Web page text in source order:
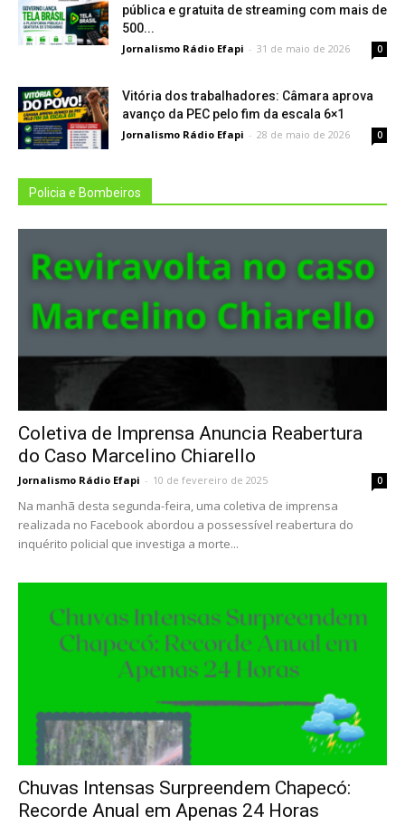
pública e gratuita de streaming com mais de
500...
Jornalismo Rádio Efapi - 31 de maio de 2026 0
Vitória dos trabalhadores: Câmara aprova
avanço da PEC pelo fim da escala 6×1
Jornalismo Rádio Efapi - 28 de maio de 2026 0
Policia e Bombeiros
Coletiva de Imprensa Anuncia Reabertura
do Caso Marcelino Chiarello
Jornalismo Rádio Efapi - 10 de fevereiro de 2025 0
Na manhã desta segunda-feira, uma coletiva de imprensa
realizada no Facebook abordou a possessível reabertura do
inquérito policial que investiga a morte...
Chuvas Intensas Surpreendem Chapecó:
Recorde Anual em Apenas 24 Horas